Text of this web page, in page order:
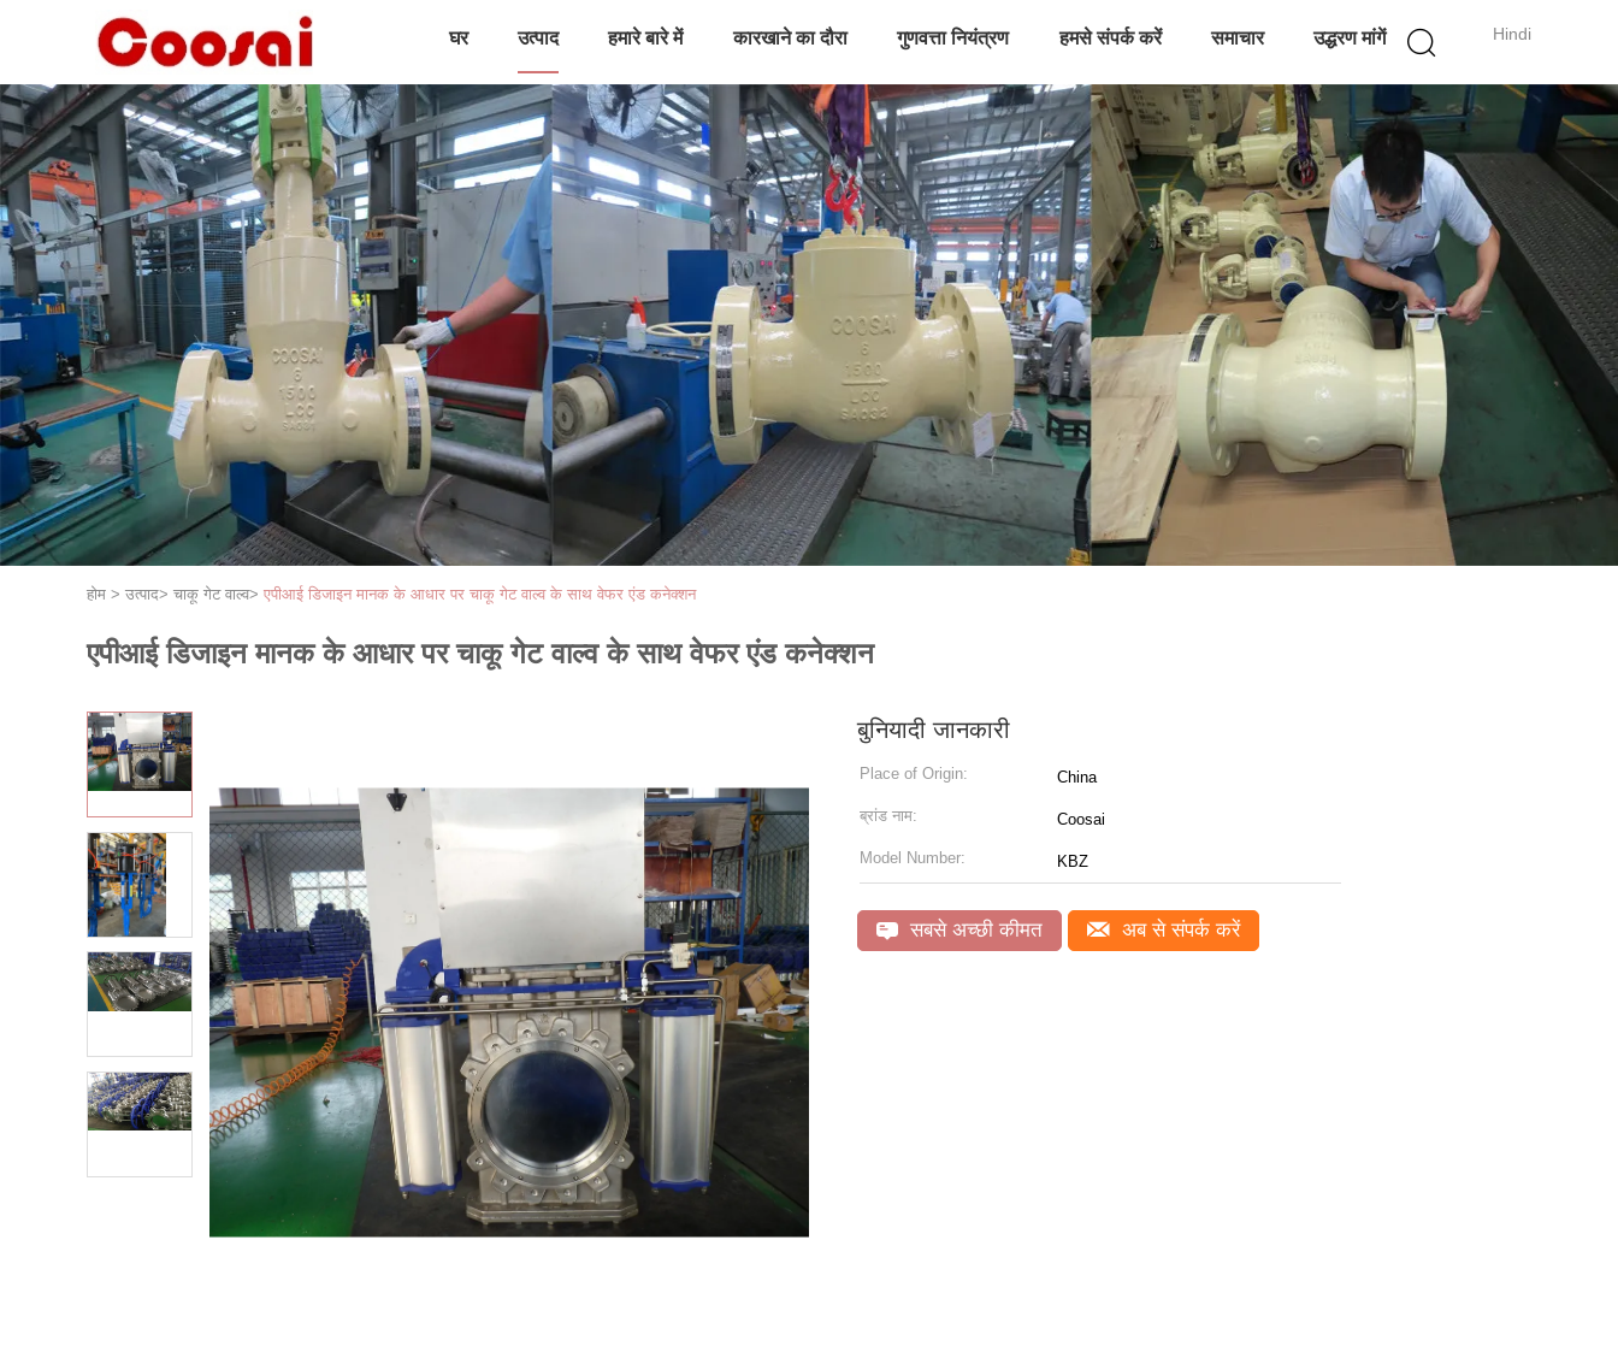
Hindi
घर उत्पाद हमारे बारे में कारखाने का दौरा गुणवत्ता नियंत्रण हमसे संपर्क करें समाचार उद्धरण मांगें
होम > उत्पाद> चाकू गेट वाल्व> एपीआई डिजाइन मानक के आधार पर चाकू गेट वाल्व के साथ वेफर एंड कनेक्शन
एपीआई डिजाइन मानक के आधार पर चाकू गेट वाल्व के साथ वेफर एंड कनेक्शन
बुनियादी जानकारी
Place of Origin: China
ब्रांड नाम: Coosai
Model Number: KBZ
सबसे अच्छी कीमत अब से संपर्क करें